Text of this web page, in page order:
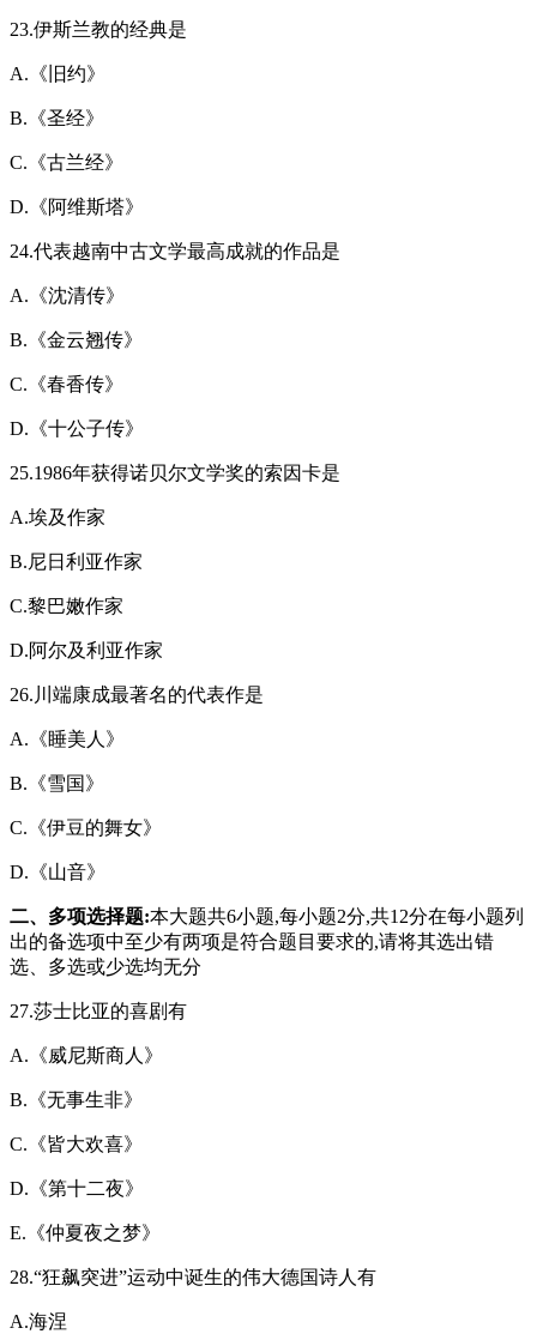
23.伊斯兰教的经典是
A.《旧约》
B.《圣经》
C.《古兰经》
D.《阿维斯塔》
24.代表越南中古文学最高成就的作品是
A.《沈清传》
B.《金云翘传》
C.《春香传》
D.《十公子传》
25.1986年获得诺贝尔文学奖的索因卡是
A.埃及作家
B.尼日利亚作家
C.黎巴嫩作家
D.阿尔及利亚作家
26.川端康成最著名的代表作是
A.《睡美人》
B.《雪国》
C.《伊豆的舞女》
D.《山音》
二、多项选择题:本大题共6小题,每小题2分,共12分在每小题列
出的备选项中至少有两项是符合题目要求的,请将其选出错
选、多选或少选均无分
27.莎士比亚的喜剧有
A.《威尼斯商人》
B.《无事生非》
C.《皆大欢喜》
D.《第十二夜》
E.《仲夏夜之梦》
28.“狂飙突进”运动中诞生的伟大德国诗人有
A.海涅